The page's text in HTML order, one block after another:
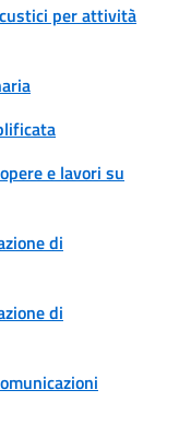
per attività
e lavori su
di
di